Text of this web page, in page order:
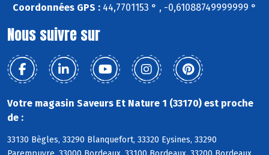
Coordonnées GPS : 44,7701153 ° , -0,61088749999999 °
Nous suivre sur
Votre magasin Saveurs Et Nature 1 (33170) est proche
de :
33130 Bègles, 33290 Blanquefort, 33320 Eysines, 33290